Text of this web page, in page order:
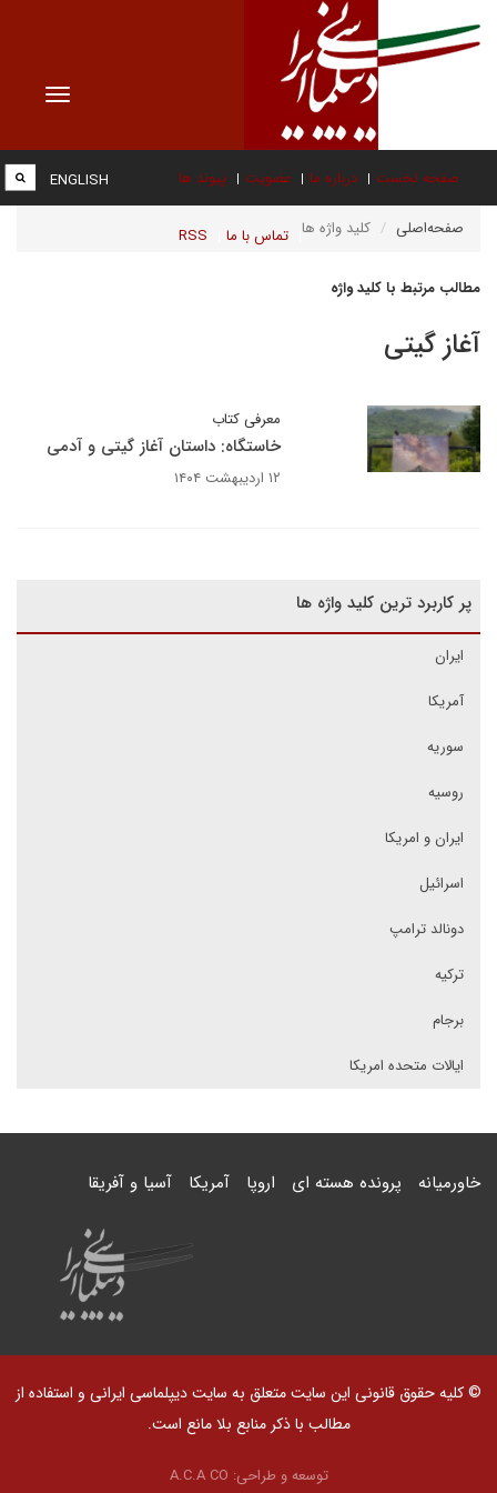
Toggle
صفحه نخست درباره ما عضویت پیوند ها
تماس با ما RSS
ENGLISH
صفحه‌اصلی کلید واژه ها
مطالب مرتبط با کلید واژه
آغاز گیتی
معرفی کتاب
خاستگاه: داستان آغاز گیتی و آدمی
۱۲ اردیبهشت ۱۴۰۴
پر کاربرد ترین کلید واژه ها
ایران
آمریکا
سوریه
روسیه
ایران و امریکا
اسرائیل
دونالد ترامپ
ترکیه
برجام
ایالات متحده امریکا
خاورمیانه پرونده هسته ای اروپا آمریکا آسیا و آفریقا
© کلیه حقوق قانونی این سایت متعلق به سایت دیپلماسی ایرانی و استفاده از
مطالب با ذکر منابع بلا مانع است.
توسعه و طراحی: A.C.A CO